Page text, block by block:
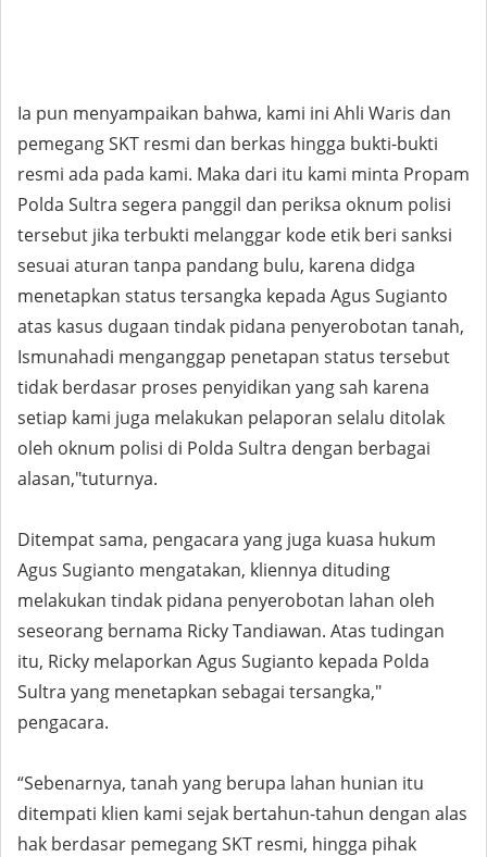
Ia pun menyampaikan bahwa, kami ini Ahli Waris dan
pemegang SKT resmi dan berkas hingga bukti-bukti
resmi ada pada kami. Maka dari itu kami minta Propam
Polda Sultra segera panggil dan periksa oknum polisi
tersebut jika terbukti melanggar kode etik beri sanksi
sesuai aturan tanpa pandang bulu, karena didga
menetapkan status tersangka kepada Agus Sugianto
atas kasus dugaan tindak pidana penyerobotan tanah,
Ismunahadi menganggap penetapan status tersebut
tidak berdasar proses penyidikan yang sah karena
setiap kami juga melakukan pelaporan selalu ditolak
oleh oknum polisi di Polda Sultra dengan berbagai
alasan,"tuturnya.
Ditempat sama, pengacara yang juga kuasa hukum
Agus Sugianto mengatakan, kliennya dituding
melakukan tindak pidana penyerobotan lahan oleh
seseorang bernama Ricky Tandiawan. Atas tudingan
itu, Ricky melaporkan Agus Sugianto kepada Polda
Sultra yang menetapkan sebagai tersangka,"
pengacara.
“Sebenarnya, tanah yang berupa lahan hunian itu
ditempati klien kami sejak bertahun-tahun dengan alas
hak berdasar pemegang SKT resmi, hingga pihak